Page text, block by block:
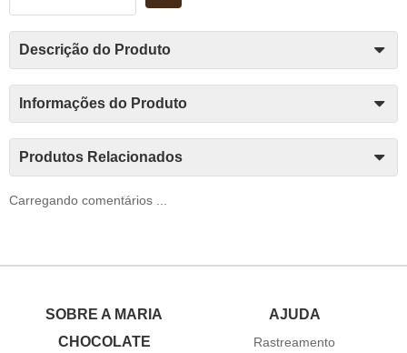
Descrição do Produto
Informações do Produto
Produtos Relacionados
Carregando comentários ...
SOBRE A MARIA
CHOCOLATE
AJUDA
Rastreamento